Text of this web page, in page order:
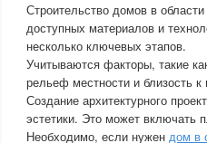
Строительство домов в
доступных материалов и
несколько ключевых этапов.
Учитываются факторы, такие
рельеф местности и близость к
Создание архитектурного
эстетики. Это может включать
Необходимо, если нужен дом в